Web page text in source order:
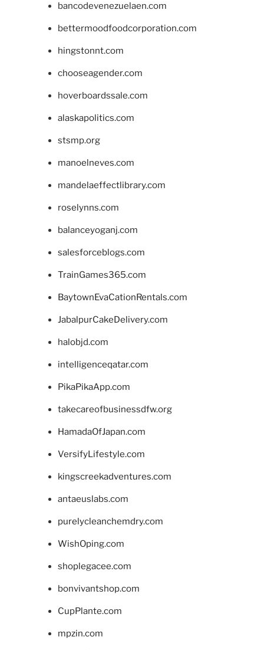
bancodevenezuelaen.com
bettermoodfoodcorporation.com
hingstonnt.com
chooseagender.com
hoverboardssale.com
alaskapolitics.com
stsmp.org
manoelneves.com
mandelaeffectlibrary.com
roselynns.com
balanceyoganj.com
salesforceblogs.com
TrainGames365.com
BaytownEvaCationRentals.com
JabalpurCakeDelivery.com
halobjd.com
intelligenceqatar.com
PikaPikaApp.com
takecareofbusinessdfw.org
HamadaOfJapan.com
VersifyLifestyle.com
kingscreekadventures.com
antaeuslabs.com
purelycleanchemdry.com
WishOping.com
shoplegacee.com
bonvivantshop.com
CupPlante.com
mpzin.com